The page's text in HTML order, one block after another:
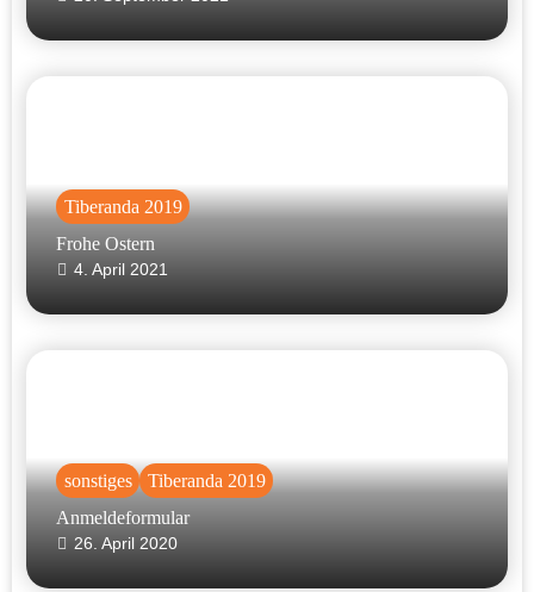
Tiberanda 2019
Frohe Ostern
4. April 2021
sonstiges
Tiberanda 2019
Anmeldeformular
26. April 2020